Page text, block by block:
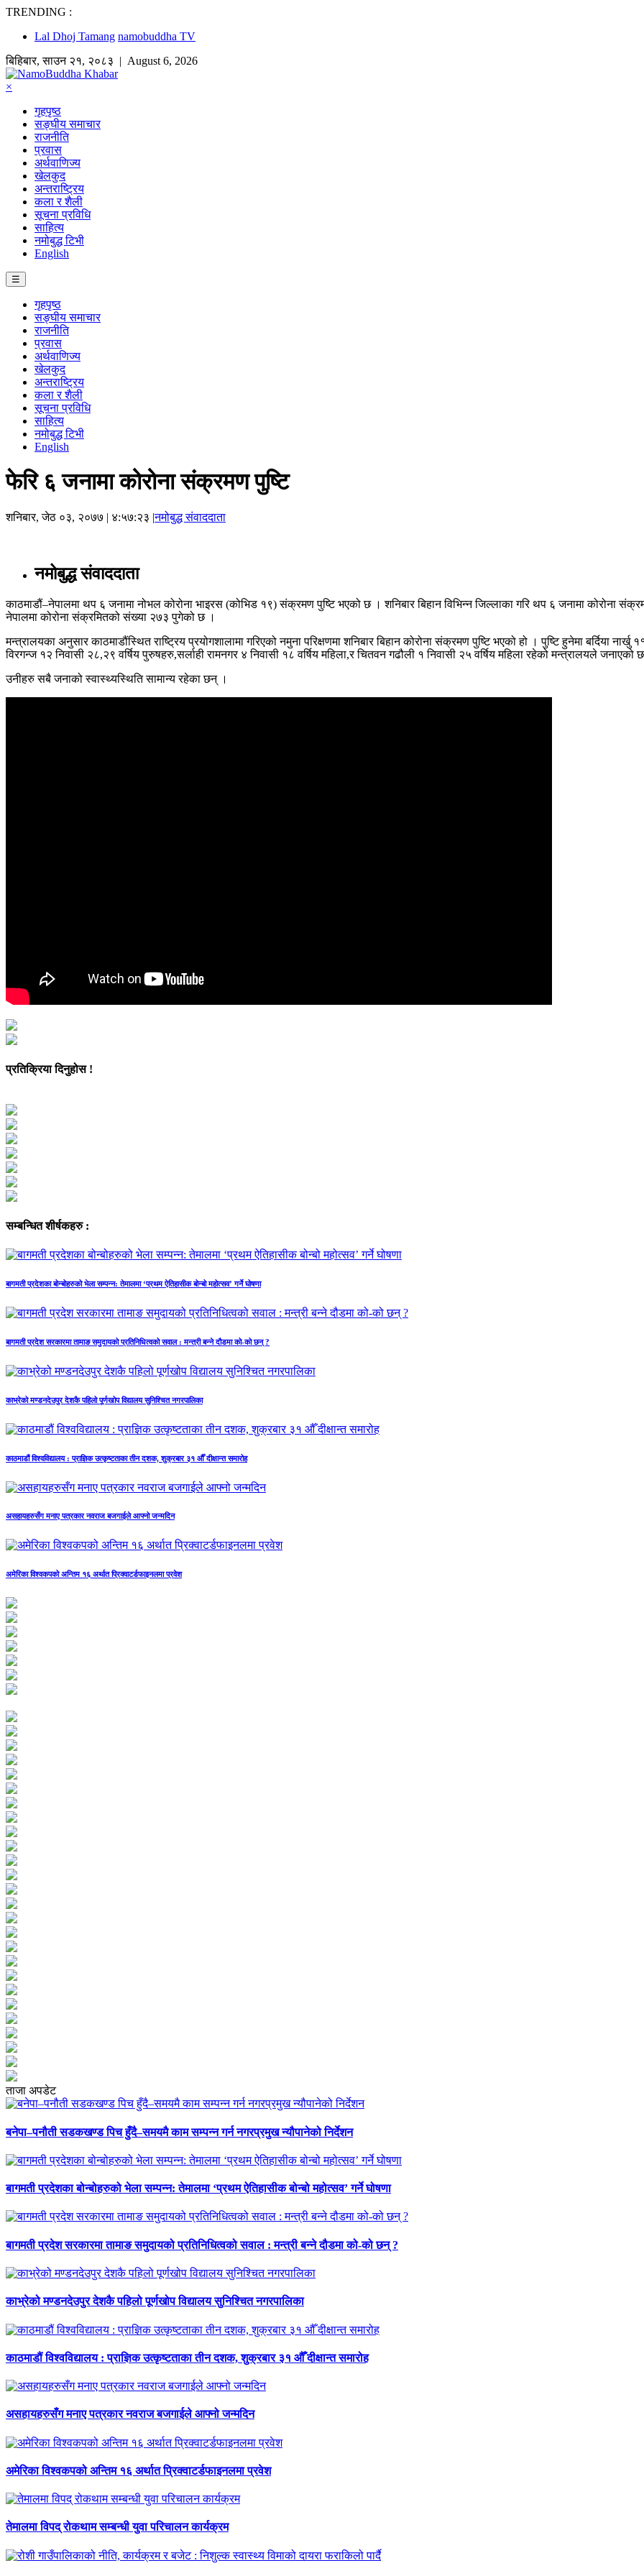
TRENDING :
Lal Dhoj Tamang namobuddha TV
बिहिबार,साउन २१, २०८३ | August 6, 2026
×
गृहपृष्ठ
सङ्घीय समाचार
राजनीति
प्रवास
अर्थवाणिज्य
खेलकुद
अन्तराष्ट्रिय
कला र शैली
सूचना प्रविधि
साहित्य
नमोबुद्ध टिभी
English
☰
गृहपृष्ठ
सङ्घीय समाचार
राजनीति
प्रवास
अर्थवाणिज्य
खेलकुद
अन्तराष्ट्रिय
कला र शैली
सूचना प्रविधि
साहित्य
नमोबुद्ध टिभी
English
फेरि ६ जनामा कोरोना संक्रमण पुष्टि
शनिबार, जेठ ०३, २०७७ | ४:५७:२३ |नमोबुद्ध संवाददाता
नमोबुद्ध संवाददाता
काठमाडौं–नेपालमा थप ६ जनामा नोभल कोरोना भाइरस (कोभिड १९) संक्रमण पुष्टि भएको छ । शनिबार बिहान विभिन्न जिल्लाका गरि थप ६ जनामा कोरोना
नेपालमा कोरोना संक्रमितको संख्या २७३ पुगेको छ ।
मन्त्रालयका अनुसार काठमाडौंस्थित राष्ट्रिय प्रयोगशालामा गरिएको नमुना परिक्षणमा शनिबार बिहान कोरोना संक्रमण पुष्टि भएको हो । पुष्टि हुनेमा बर्दिया नार्खु
विरगन्ज १२ निवासी २८,२९ वर्षिय पुरुषहरु,सर्लाही रामनगर ४ निवासी १८ वर्षिय महिला,र चितवन गढौली १ निवासी २५ वर्षिय महिला रहेको मन्त्रालयले जनाएको
उनीहरु सबै जनाको स्वास्थ्यस्थिति सामान्य रहेका छन् ।
प्रतिक्रिया दिनुहोस !
सम्बन्धित शीर्षकहरु :
बागमती प्रदेशका बोन्बोहरुको भेला सम्पन्न: तेमालमा ‘प्रथम ऐतिहासीक बोन्बो महोत्सव’ गर्ने घोषणा
बागमती प्रदेश सरकारमा तामाङ समुदायको प्रतिनिधित्वको सवाल : मन्त्री बन्ने दौडमा को‐को छन् ?
काभ्रेको मण्डनदेउपुर देशकै पहिलो पूर्णखोप विद्यालय सुनिश्चित नगरपालिका
काठमाडौं विश्वविद्यालय : प्राज्ञिक उत्कृष्टताका तीन दशक, शुक्रबार ३१ औँ दीक्षान्त समारोह
असहायहरुसँग मनाए पत्रकार नवराज बजगाईले आफ्नो जन्मदिन
अमेरिका विश्वकपको अन्तिम १६ अर्थात प्रिक्वाटर्डफाइनलमा प्रवेश
ताजा अपडेट
बनेपा–पनौती सडकखण्ड पिच हुँदै–समयमै काम सम्पन्न गर्न नगरप्रमुख न्यौपानेको निर्देशन
बागमती प्रदेशका बोन्बोहरुको भेला सम्पन्न: तेमालमा ‘प्रथम ऐतिहासीक बोन्बो महोत्सव’ गर्ने घोषणा
बागमती प्रदेश सरकारमा तामाङ समुदायको प्रतिनिधित्वको सवाल : मन्त्री बन्ने दौडमा को‐को छन् ?
काभ्रेको मण्डनदेउपुर देशकै पहिलो पूर्णखोप विद्यालय सुनिश्चित नगरपालिका
काठमाडौं विश्वविद्यालय : प्राज्ञिक उत्कृष्टताका तीन दशक, शुक्रबार ३१ औँ दीक्षान्त समारोह
असहायहरुसँग मनाए पत्रकार नवराज बजगाईले आफ्नो जन्मदिन
अमेरिका विश्वकपको अन्तिम १६ अर्थात प्रिक्वाटर्डफाइनलमा प्रवेश
तेमालमा विपद् रोकथाम सम्बन्धी युवा परिचालन कार्यक्रम